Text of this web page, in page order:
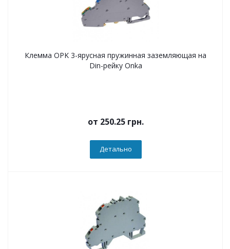
Клемма OPK 3-ярусная пружинная заземляющая на
Din-рейку Onka
от 250.25 грн.
Детально